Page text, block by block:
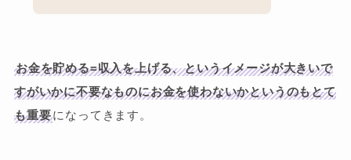
お金を貯める=収入を上げる、というイメージが大きいで
すがいかに不要なものにお金を使わないかというのもとて
も重要になってきます。